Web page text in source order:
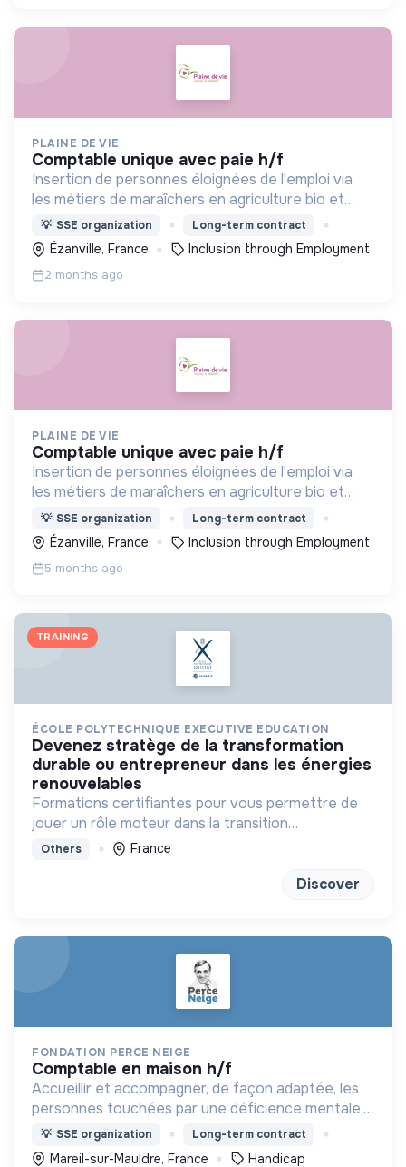
PLAINE DE VIE
comptable unique avec paie h/f
Insertion de personnes éloignées de l'emploi via
les métiers de maraîchers en agriculture bio et
d'entretien des Espaces Verts sans utilisation de
produits phyto sanitaires
💡 SSE organization Long-term contract
Ézanville, France Inclusion through Employment
2 months ago
PLAINE DE VIE
comptable unique avec paie h/f
Insertion de personnes éloignées de l'emploi via
les métiers de maraîchers en agriculture bio et
d'entretien des Espaces Verts sans utilisation de
produits phyto sanitaires
💡 SSE organization Long-term contract
Ézanville, France Inclusion through Employment
5 months ago
TRAINING
ÉCOLE POLYTECHNIQUE EXECUTIVE EDUCATION
devenez stratège de la transformation
durable ou entrepreneur dans les énergies
renouvelables
Formations certifiantes pour vous permettre de
jouer un rôle moteur dans la transition
énergétique
Others France
Discover
FONDATION PERCE NEIGE
comptable en maison h/f
Accueillir et accompagner, de façon adaptée, les
personnes touchées par une déficience mentale,
un handicap physique ou psychique
💡 SSE organization Long-term contract
Mareil-sur-Mauldre, France Handicap